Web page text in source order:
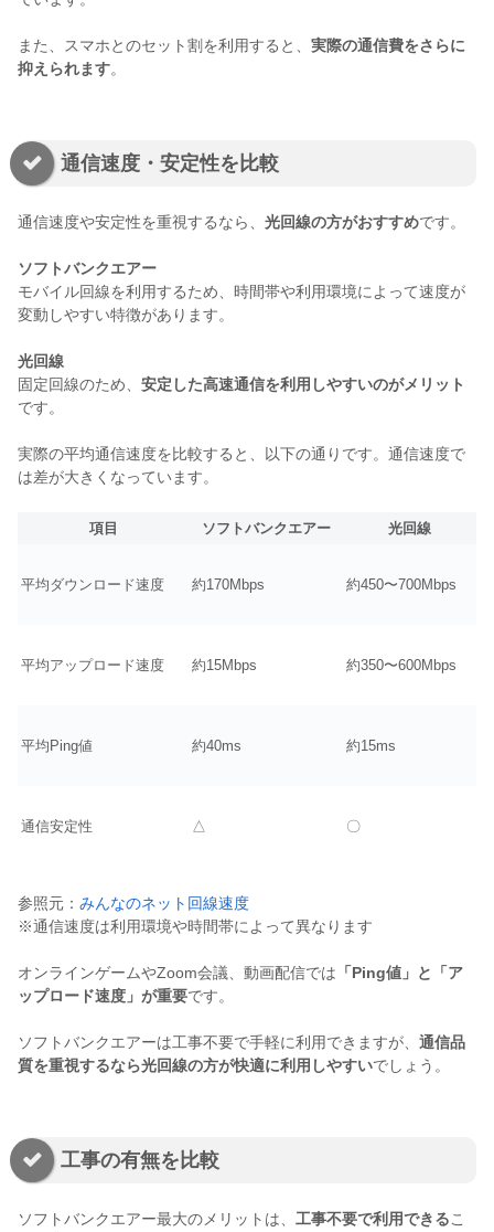
また、スマホとのセット割を利用すると、 実際の通信費をさらに
抑えられます。
通信速度・安定性を比較
通信速度や安定性を重視するなら、 光回線の方がおすすめです。
ソフトバンクエアー
モバイル回線を利用するため、時間帯や利用環境によって速度が
変動しやすい特徴があります。
光回線
固定回線のため、 安定した高速通信を利用しやすいのがメリット
です。
実際の平均通信速度を比較すると、以下の通りです。通信速度で
は差が大きくなっています。
項目 ソフトバンクエアー 光回線
平均ダウンロード速度 約170Mbps 約450〜700Mbps
平均アップロード速度 約15Mbps 約350〜600Mbps
平均Ping値 約40ms 約15ms
通信安定性 △ 〇
参照元： みんなのネット回線速度
※通信速度は利用環境や時間帯によって異なります
オンラインゲームやZoom会議、動画配信では 「Ping値」と「ア
ップロード速度」が重要です。
ソフトバンクエアーは工事不要で手軽に利用できますが、 通信品
質を重視するなら光回線の方が快適に利用しやすいでしょう。
工事の有無を比較
ソフトバンクエアー最大のメリットは、 工事不要で利用できるこ